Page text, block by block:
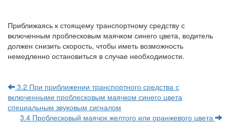
Приближаясь к стоящему транспортному средству с
включенным проблесковым маячком синего цвета, водитель
должен снизить скорость, чтобы иметь возможность
немедленно остановиться в случае необходимости.
3.2 При приближении транспортного средства с
включенными проблесковым маячком синего цвета
специальным звуковым сигналом
3.4 Проблесковый маячок желтого или оранжевого цвета